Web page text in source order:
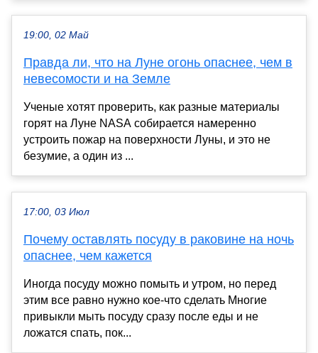
19:00, 02 Май
Правда ли, что на Луне огонь опаснее, чем в
невесомости и на Земле
Ученые хотят проверить, как разные материалы
горят на Луне NASA собирается намеренно
устроить пожар на поверхности Луны, и это не
безумие, а один из ...
17:00, 03 Июл
Почему оставлять посуду в раковине на ночь
опаснее, чем кажется
Иногда посуду можно помыть и утром, но перед
этим все равно нужно кое-что сделать Многие
привыкли мыть посуду сразу после еды и не
ложатся спать, пок...